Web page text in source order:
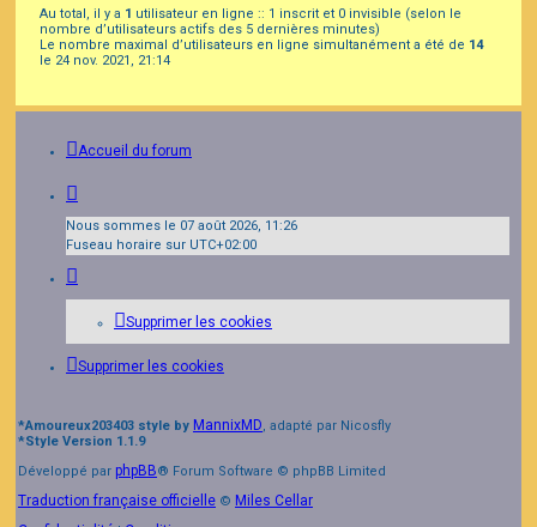
Au total, il y a 1 utilisateur en ligne :: 1 inscrit et 0 invisible (selon le
nombre d’utilisateurs actifs des 5 dernières minutes)
Le nombre maximal d’utilisateurs en ligne simultanément a été de 14
le 24 nov. 2021, 21:14
Accueil du forum
Nous sommes le 07 août 2026, 11:26
Fuseau horaire sur UTC+02:00
Supprimer les cookies
Supprimer les cookies
*Amoureux203403 style by MannixMD, adapté par Nicosfly
*Style Version 1.1.9
Développé par phpBB® Forum Software © phpBB Limited
Traduction française officielle © Miles Cellar